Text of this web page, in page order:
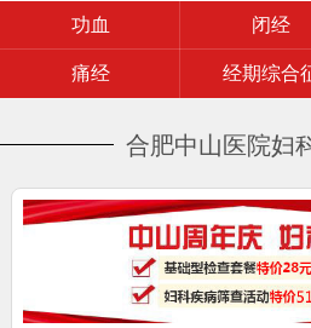
功血 闭经
痛经 经期综合
合肥中山医院妇